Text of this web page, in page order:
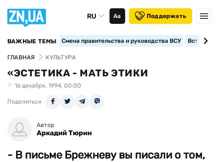
RU Аа Поддержать
ВАЖНЫЕ ТЕМЫ Смена правительства и руководства ВСУ
ГЛАВНАЯ КУЛЬТУРА
«ЭСТЕТИКА - МАТЬ ЭТИКИ
16 декабря, 1994, 00:00
Поделиться
Автор
Аркадий Тюрин
- В письме Брежневу вы писали о том,